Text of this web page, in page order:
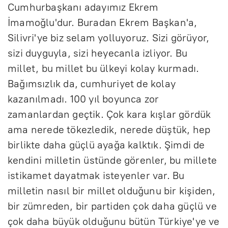
Cumhurbaşkanı adayımız Ekrem
İmamoğlu'dur. Buradan Ekrem Başkan'a,
Silivri'ye biz selam yolluyoruz. Sizi görüyor,
sizi duyguyla, sizi heyecanla izliyor. Bu
millet, bu millet bu ülkeyi kolay kurmadı.
Bağımsızlık da, cumhuriyet de kolay
kazanılmadı. 100 yıl boyunca zor
zamanlardan geçtik. Çok kara kışlar gördük
ama nerede tökezledik, nerede düştük, hep
birlikte daha güçlü ayağa kalktık. Şimdi de
kendini milletin üstünde görenler, bu millete
istikamet dayatmak isteyenler var. Bu
milletin nasıl bir millet olduğunu bir kişiden,
bir zümreden, bir partiden çok daha güçlü ve
çok daha büyük olduğunu bütün Türkiye'ye ve